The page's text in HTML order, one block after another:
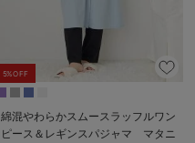
5%OFF
綿混やわらかスムースラッフルワン
ピース＆レギンスパジャマ マタニ